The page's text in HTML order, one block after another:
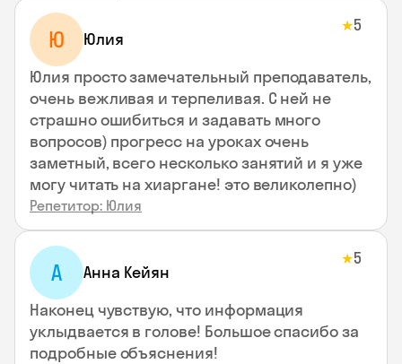
Ю Юлия
★5
Юлия просто замечательный преподаватель,
очень вежливая и терпеливая. С ней не
страшно ошибиться и задавать много
вопросов) прогресс на уроках очень
заметный, всего несколько занятий и я уже
могу читать на хиаргане! это великолепно)
Репетитор: Юлия
А Анна Кейян
★5
Наконец чувствую, что информация
уклыдвается в голове! Большое спасибо за
подробные объяснения!